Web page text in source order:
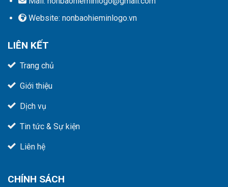
Website: nonbaohieminlogo.vn
LIÊN KẾT
Trang chủ
Giới thiệu
Dịch vụ
Tin tức & Sự kiện
Liên hệ
CHÍNH SÁCH